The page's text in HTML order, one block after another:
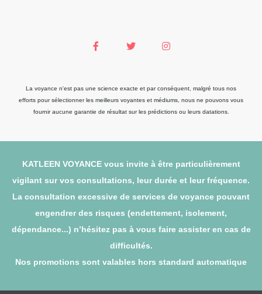
La voyance n'est pas une science exacte et par conséquent, malgré tous nos
efforts pour sélectionner les meilleurs voyantes et médiums, nous ne pouvons vous
fournir aucune garantie de résultat sur les prédictions ou leurs datations.
KATLEEN VOYANCE vous invite à être particulièrement
vigilant sur vos consultations, leur durée et leur fréquence.
La consultation excessive de services de voyance pouvant
engendrer des risques (endettement, isolement,
dépendance...) n’hésitez pas à vous faire assister en cas de
difficultés.
Nos promotions sont valables hors standard automatique